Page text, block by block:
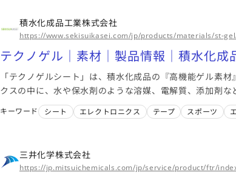
積水化成品工業株式会社
https://www.sekisuikasei.com/jp/products/materials/st-
テクノゲル｜素材｜製品情報｜積水化成
「テクノゲルシート」は、積水化成品の『高機能ゲル素
クスの中に、水や保水剤のような溶媒、電解質、添加剤
キーワード シート エレクトロニクス テープ スポーツ
三井化学株式会社
https://jp.mitsuichemicals.com/jp/service/product/ftr/